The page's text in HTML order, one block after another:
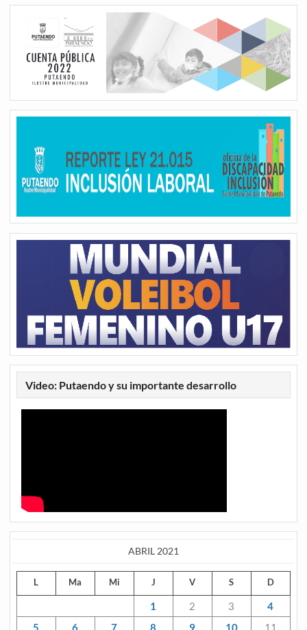
Video: Putaendo y su importante desarrollo
ABRIL 2021
L Ma Mi J V S D
1 2 3
4